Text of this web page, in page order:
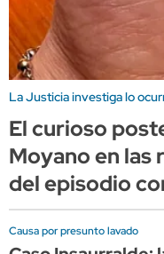
La Justicia investiga lo
El curioso
Moyano en las
del episodio
Causa por presunto lavado